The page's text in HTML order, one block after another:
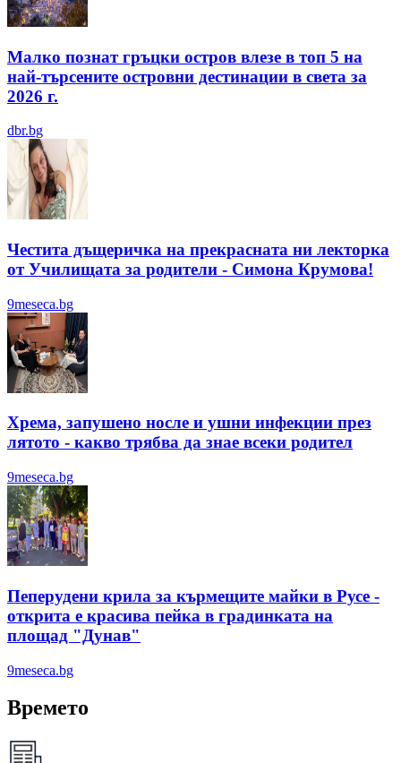
Малко познат гръцки остров влезе в топ 5 на
най-търсените островни дестинации в света за
2026 г.
dbr.bg
Честита дъщеричка на прекрасната ни лекторка
от Училищата за родители - Симона Крумова!
9meseca.bg
Хрема, запушено носле и ушни инфекции през
лятотo - какво трябва да знае всеки родител
9meseca.bg
Пеперудени крила за кърмещите майки в Русе -
открита е красива пейка в градинката на
площад "Дунав"
9meseca.bg
Времето